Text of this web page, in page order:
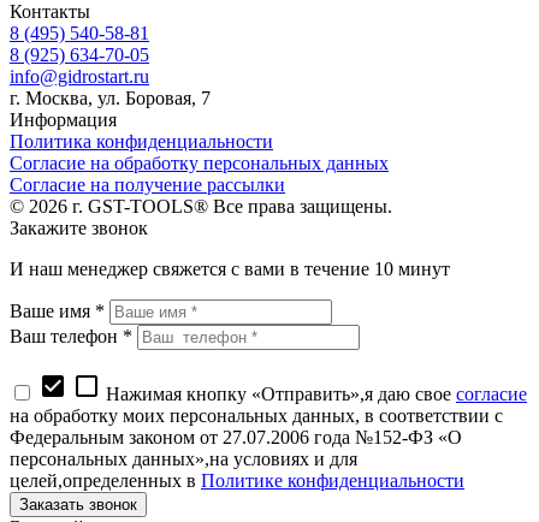
Контакты
8 (495) 540-58-81
8 (925) 634-70-05
info@gidrostart.ru
г. Москва, ул. Боровая, 7
Информация
Политика конфиденциальности
Согласие на обработку персональных данных
Согласие на получение рассылки
© 2026 г. GST-TOOLS® Все права защищены.
Закажите звонок
И наш менеджер свяжется с вами в течение 10 минут
Ваше имя *
Ваш телефон *
check_box check_box_outline_blank Нажимая кнопку «Отправить»,я даю свое согласие
на обработку моих персональных данных, в соответствии с
Федеральным законом от 27.07.2006 года №152-ФЗ «О
персональных данных»,на условиях и для
целей,определенных в Политике конфиденциальности